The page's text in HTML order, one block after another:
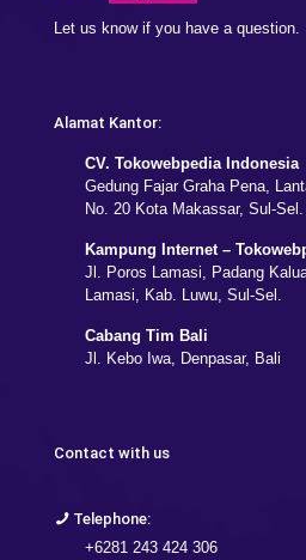
Let us know if you have a question.
Alamat Kantor:
CV. Tokowebpedia Indonesia
Gedung Fajar Graha Pena,
No. 20 Kota Makassar, Sul-Sel.
Kampung Internet –
Jl. Poros Lamasi, Padang
Lamasi, Kab. Luwu, Sul-Sel.
Cabang Tim Bali
Jl. Kebo Iwa, Denpasar, Bali
Contact with us
Telephone:
+6281 243 424 306